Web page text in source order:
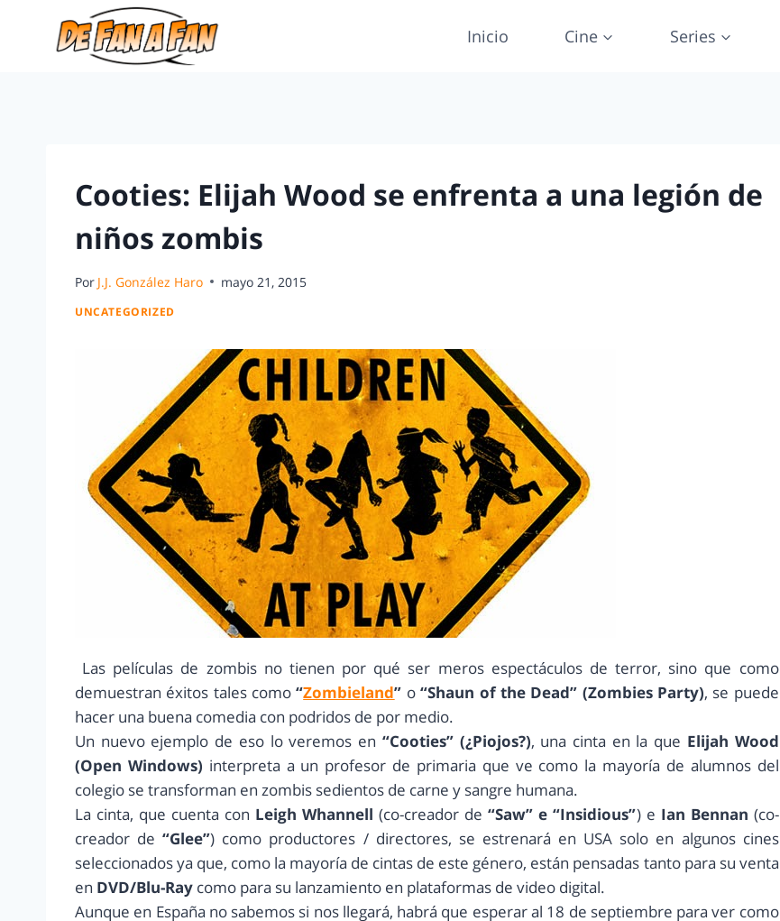
Inicio Cine Series
Cooties: Elijah Wood se enfrenta a una legión de
niños zombis
Por J.J. González Haro mayo 21, 2015
UNCATEGORIZED
Las películas de zombis no tienen por qué ser meros espectáculos de terror, sino que como
demuestran éxitos tales como“Zombieland” o“Shaun of the Dead” (Zombies Party), se puede
hacer una buena comedia con podridos de por medio.
Un nuevo ejemplo de eso lo veremos en “Cooties” (¿Piojos?), una cinta en la que Elijah Wood
(Open Windows) interpreta a un profesor de primaria que ve como la mayoría de alumnos del
colegio se transforman en zombis sedientos de carne y sangre humana.
La cinta, que cuenta con Leigh Whannell (co-creador de“Saw” e “Insidious”) e Ian Bennan (co-
creador de“Glee”) como productores / directores, se estrenará en USA solo en algunos cines
seleccionados ya que, como la mayoría de cintas de este género, están pensadas tanto para su venta
en DVD/Blu-Ray como para su lanzamiento en plataformas de video digital.
Aunque en España no sabemos si nos llegará, habrá que esperar al 18 de septiembre para ver como